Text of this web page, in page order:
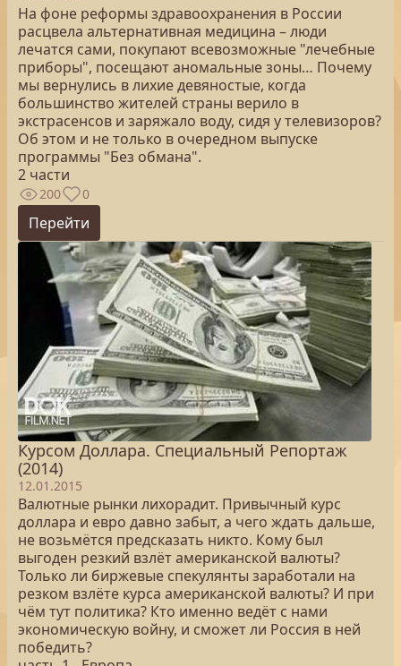
На фоне реформы здравоохранения в России
расцвела альтернативная медицина – люди
лечатся сами, покупают всевозможные "лечебные
приборы", посещают аномальные зоны… Почему
мы вернулись в лихие девяностые, когда
большинство жителей страны верило в
экстрасенсов и заряжало воду, сидя у телевизоров?
Об этом и не только в очередном выпуске
программы "Без обмана".
2 части
200 0
Перейти
Курсом Доллара. Специальный Репортаж
(2014)
12.01.2015
Валютные рынки лихорадит. Привычный курс
доллара и евро давно забыт, а чего ждать дальше,
не возьмётся предсказать никто. Кому был
выгоден резкий взлёт американской валюты?
Только ли биржевые спекулянты заработали на
резком взлёте курса американской валюты? И при
чём тут политика? Кто именно ведёт с нами
экономическую войну, и сможет ли Россия в ней
победить?